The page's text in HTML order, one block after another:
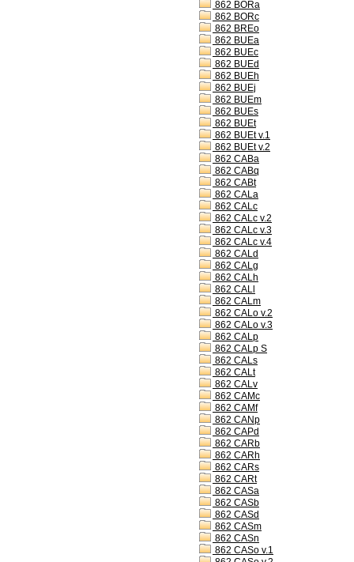
862 BORa
862 BORc
862 BREo
862 BUEa
862 BUEc
862 BUEd
862 BUEh
862 BUEj
862 BUEm
862 BUEs
862 BUEt
862 BUEt v.1
862 BUEt v.2
862 CABa
862 CABq
862 CABt
862 CALa
862 CALc
862 CALc v.2
862 CALc v.3
862 CALc v.4
862 CALd
862 CALg
862 CALh
862 CALl
862 CALm
862 CALo v.2
862 CALo v.3
862 CALp
862 CALp S
862 CALs
862 CALt
862 CALv
862 CAMc
862 CAMf
862 CANp
862 CAPd
862 CARb
862 CARh
862 CARs
862 CARt
862 CASa
862 CASb
862 CASd
862 CASm
862 CASn
862 CASo v.1